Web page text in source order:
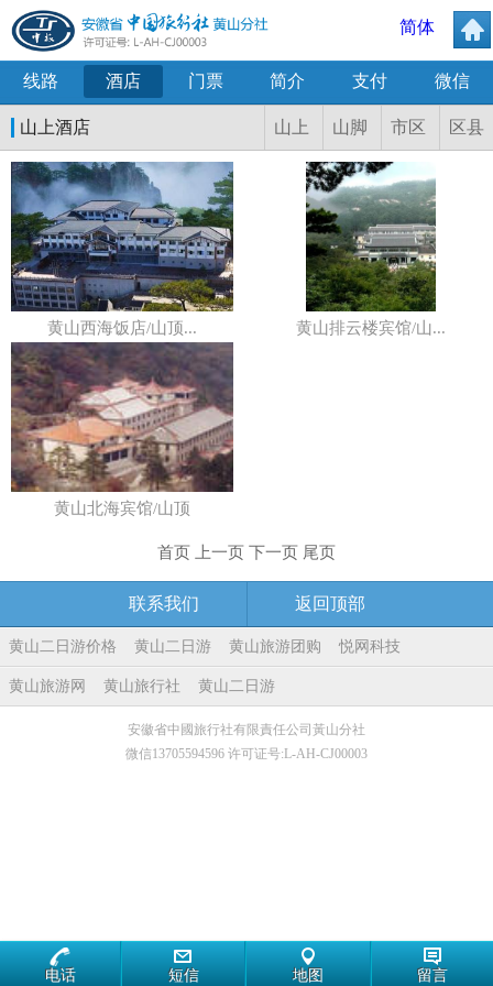
简体
线路 酒店 门票 简介 支付 微信
山上酒店 山上 山脚 市区 区县
黄山西海饭店/山顶... 黄山排云楼宾馆/山...
黄山北海宾馆/山顶
首页 上一页 下一页 尾页
联系我们 返回顶部
黄山二日游价格 黄山二日游 黄山旅游团购 悦网科技
黄山旅游网 黄山旅行社 黄山二日游
安徽省中國旅行社有限責任公司黃山分社
微信13705594596 许可证号:L-AH-CJ00003
电话 短信 地图 留言